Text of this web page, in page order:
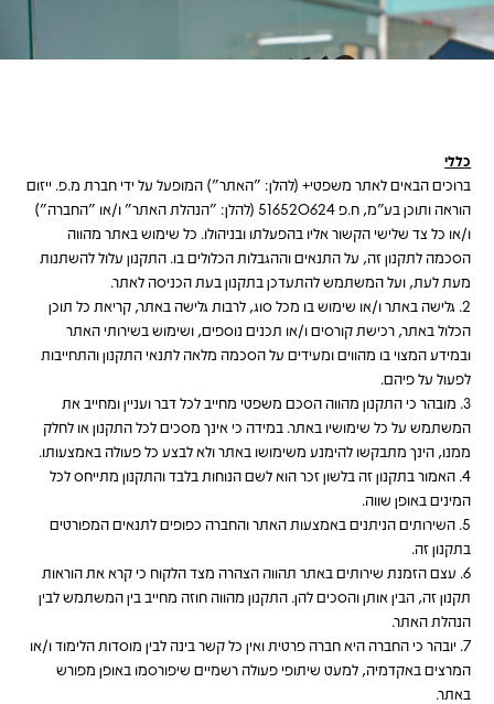
כללי
ברוכים הבאים לאתר משפטי+ (להלן: "האתר") המופעל על ידי חברת מ.פ. ייזום
הוראה ותוכן בע"מ, ח.פ 516520624 (להלן: "הנהלת האתר" ו/או "החברה")
ו/או כל צד שלישי הקשור אליו בהפעלתו ובניהולו. כל שימוש באתר מהווה
הסכמה לתקנון זה, על התנאים וההגבלות הכלולים בו. התקנון עלול להשתנות
מעת לעת, ועל המשתמש להתעדכן בתקנון בעת הכניסה לאתר.
2. גלישה באתר ו/או שימוש בו מכל סוג, לרבות גלישה באתר, קריאת כל תוכן
הכלול באתר, רכישת קורסים ו/או תכנים נוספים, ושימוש בשירותי האתר
ובמידע המצוי בו מהווים ומעידים על הסכמה מלאה לתנאי התקנון והתחייבות
לפעול על פיהם.
3. מובהר כי התקנון מהווה הסכם משפטי מחייב לכל דבר ועניין ומחייב את
המשתמש על כל שימושיו באתר. במידה כי אינך מסכים לכל התקנון או לחלק
ממנו, הינך מתבקשו להימנע משימושו באתר ולא לבצע כל פעולה באמצעותו.
4. האמור בתקנון זה בלשון זכר הוא לשם הנוחות בלבד והתקנון מתייחס לכל
המינים באופן שווה.
5. השירותים הניתנים באמצעות האתר והחברה כפופים לתנאים המפורטים
בתקנון זה.
6. עצם הזמנת שירותים באתר תהווה הצהרה מצד הלקוח כי קרא את הוראות
תקנון זה, הבין אותן והסכים להן. התקנון מהווה חוזה מחייב בין המשתמש לבין
הנהלת האתר.
7. יובהר כי החברה היא חברה פרטית ואין כל קשר בינה לבין מוסדות הלימוד ו/או
המרצים באקדמיה, למעט שיתופי פעולה רשמיים שיפורסמו באופן מפורש
באתר.